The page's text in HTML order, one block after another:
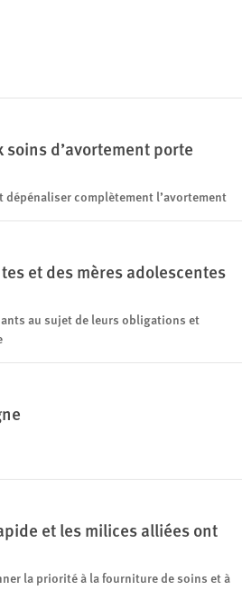
d’avortement porte
dépénaliser complètement l’avortement
et des mères adolescentes
au sujet de leurs obligations et
et les milices alliées ont
la priorité à la fourniture de soins et à